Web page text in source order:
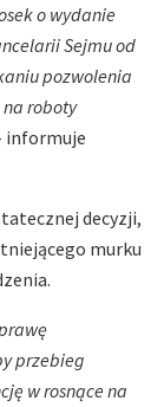
o wydanie
Sejmu od
pozwolenia
roboty
informuje
decyzji,
murku
przebieg
w rosnące na